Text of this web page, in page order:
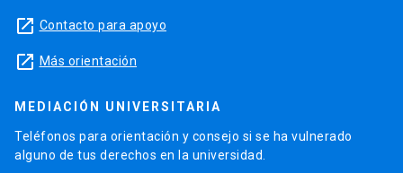
launch Contacto para apoyo
launch Más orientación
MEDIACIÓN UNIVERSITARIA
Teléfonos para orientación y consejo si se ha vulnerado
alguno de tus derechos en la universidad.